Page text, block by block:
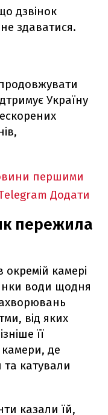
дзвінок
здаватися.
Україну
першими
Додати
пережила
камері
води щодня
від яких
її
камери, де
катували
казали їй,